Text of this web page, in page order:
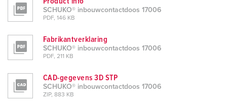
SCHUKO® inbouwcontactdoos 17006
PDF, 146 KB
Fabrikantverklaring
SCHUKO® inbouwcontactdoos 17006
PDF, 211 KB
CAD-gegevens 3D STP
SCHUKO® inbouwcontactdoos 17006
ZIP, 883 KB